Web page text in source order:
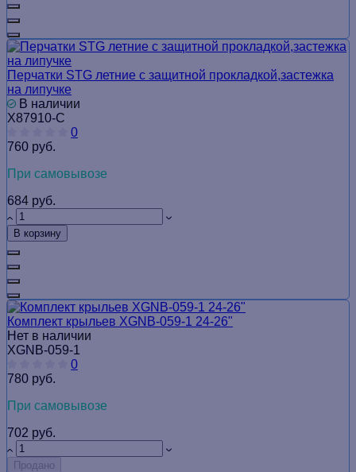
Перчатки STG летние с защитной прокладкой,застежка
на липучке
В наличии
Х87910-С
0
760 руб.
При самовывозе
684 руб.
В корзину
Комплект крыльев XGNB-059-1 24-26ʺ
Нет в наличии
XGNB-059-1
0
780 руб.
При самовывозе
702 руб.
Продано